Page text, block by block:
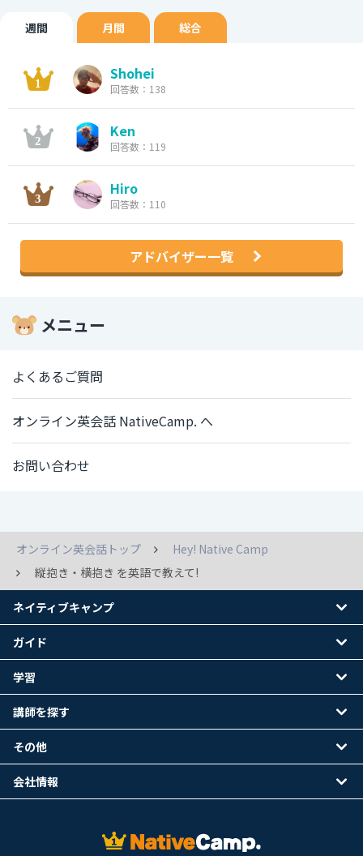
週間 月間 総合
Shohei
回答数：138
Ken
回答数：119
Hiro
回答数：110
アドバイザー一覧
メニュー
よくあるご質問
オンライン英会話 NativeCamp. へ
お問い合わせ
オンライン英会話トップ
Hey! Native Camp
縦抱き・横抱き を英語で教えて!
ネイティブキャンプ
ガイド
学習
講師を探す
その他
会社情報